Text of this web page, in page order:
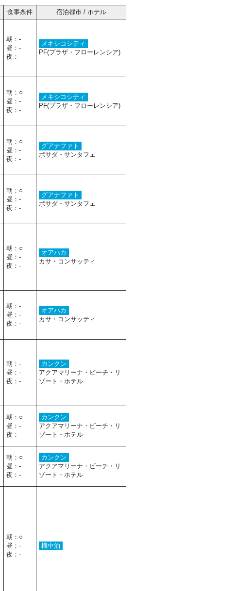
食事条件
宿泊都市 / ホテル
朝：-
昼：-
夜：-
メキシコシティ
PF(プラザ・フローレンシア)
朝：○
昼：-
夜：-
メキシコシティ
PF(プラザ・フローレンシア)
朝：○
昼：-
夜：-
グアナファト
ポサダ・サンタフェ
朝：○
昼：-
夜：-
グアナファト
ポサダ・サンタフェ
朝：○
昼：-
夜：-
オアハカ
カサ・コンサッティ
朝：-
昼：-
夜：-
オアハカ
カサ・コンサッティ
朝：-
昼：-
夜：-
カンクン
アクアマリーナ・ビーチ・リ
ゾート・ホテル
朝：○
昼：-
夜：-
カンクン
アクアマリーナ・ビーチ・リ
ゾート・ホテル
朝：○
昼：-
夜：-
カンクン
アクアマリーナ・ビーチ・リ
ゾート・ホテル
朝：○
昼：-
夜：-
機中泊